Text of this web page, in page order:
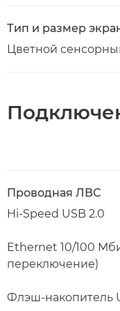
Тип и размер
Цветной
Проводная ЛВС
Hi-Speed USB 2.0
Ethernet 10/100
переключение)
Флэш-накопитель